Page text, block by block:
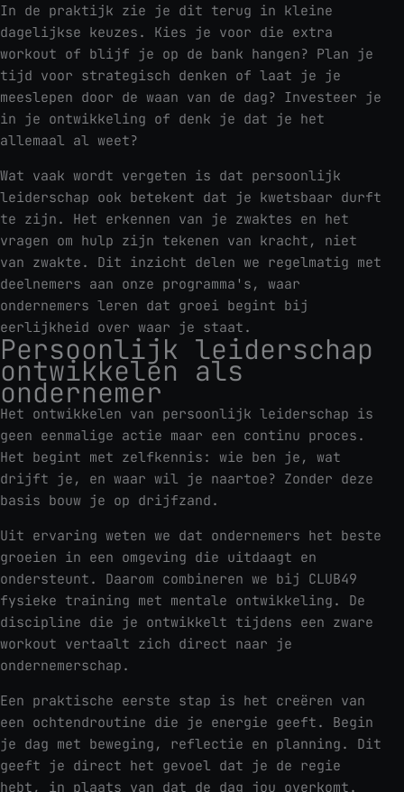
In de praktijk zie je dit terug in kleine
dagelijkse keuzes. Kies je voor die extra
workout of blijf je op de bank hangen? Plan je
tijd voor strategisch denken of laat je je
meeslepen door de waan van de dag? Investeer je
in je ontwikkeling of denk je dat je het
allemaal al weet?
Wat vaak wordt vergeten is dat persoonlijk
leiderschap ook betekent dat je kwetsbaar durft
te zijn. Het erkennen van je zwaktes en het
vragen om hulp zijn tekenen van kracht, niet
van zwakte. Dit inzicht delen we regelmatig met
deelnemers aan onze programma's, waar
ondernemers leren dat groei begint bij
eerlijkheid over waar je staat.
Persoonlijk leiderschap
ontwikkelen als
ondernemer
Het ontwikkelen van persoonlijk leiderschap is
geen eenmalige actie maar een continu proces.
Het begint met zelfkennis: wie ben je, wat
drijft je, en waar wil je naartoe? Zonder deze
basis bouw je op drijfzand.
Uit ervaring weten we dat ondernemers het beste
groeien in een omgeving die uitdaagt en
ondersteunt. Daarom combineren we bij CLUB49
fysieke training met mentale ontwikkeling. De
discipline die je ontwikkelt tijdens een zware
workout vertaalt zich direct naar je
ondernemerschap.
Een praktische eerste stap is het creëren van
een ochtendroutine die je energie geeft. Begin
je dag met beweging, reflectie en planning. Dit
geeft je direct het gevoel dat je de regie
hebt, in plaats van dat de dag jou overkomt.